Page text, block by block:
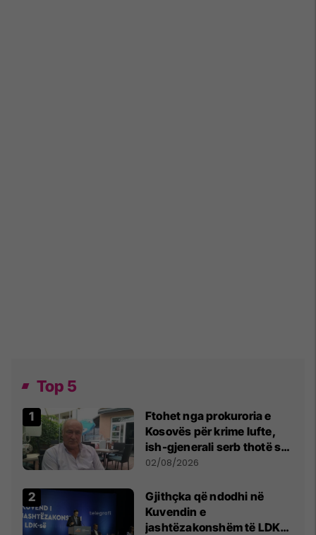
Top 5
Ftohet nga prokuroria e
Kosovës për krime lufte,
ish-gjenerali serb thotë se
dikush e tradhtoi në
02/08/2026
Gjithçka që ndodhi në
Kuvendin e
jashtëzakonshëm të LDK-